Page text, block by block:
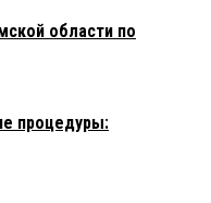
области по
процедуры: